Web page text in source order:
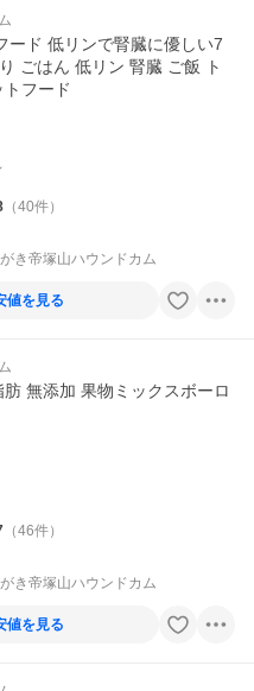
ード 低リンで腎臓に優しい7
ごはん 低リン 腎臓 ご飯 ト
フード
（40件）
き帝塚山ハウンドカム
値を見る
無添加 果物ミックスボーロ
（46件）
き帝塚山ハウンドカム
値を見る